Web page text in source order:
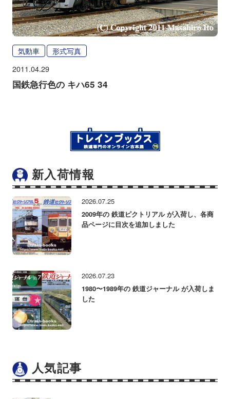
気動車 形式写真
2011.04.29
国鉄急行色の キハ65 34
新入荷情報
2026.07.25
2009年の 鉄道ピクトリアル が入荷し、各商
品ページに目次を追加しました
2026.07.23
1980〜1989年の 鉄道ジャーナル が入荷しま
した
人気記事